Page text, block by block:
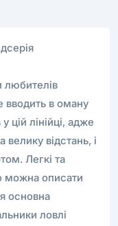
любителів
вводить в оману
цій лінійці, адже
відстань, і
Легкі та
можна описати
основна
ловлі